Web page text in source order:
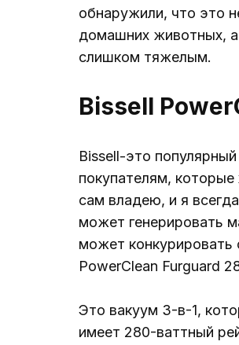
обнаружили, что это
домашних животных, а
слишком тяжелым.
Bissell
Bissell-это
покупателям,
сам владею, и я
может генерировать
может конкурировать
PowerClean Furguard
Это вакуум 3-в-1,
имеет 280-ваттный